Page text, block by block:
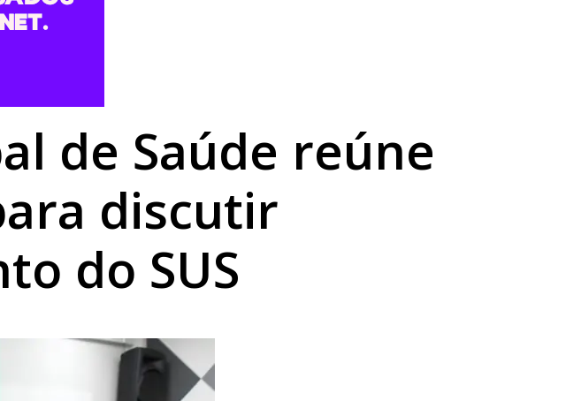
de Saúde reúne
discutir
do SUS